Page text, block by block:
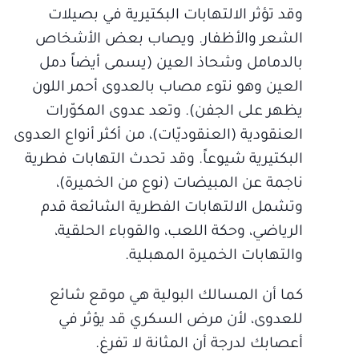
وقد تؤثر الالتهابات البكتيرية في بصيلات
الشعر والأظفار. ويصاب بعض الأشخاص
بالدمامل وشحاذ العين (يسمى أيضاً دمل
العين وهو نتوء مصاب بالعدوى أحمر اللون
يظهر على الجفن). وتعد عدوى المكوّرات
العنقودية (العنقوديّات)، من أكثر أنواع العدوى
البكتيرية شيوعاً. وقد تحدث التهابات فطرية
ناجمة عن المبيضات (نوع من الخميرة)،
وتشمل الالتهابات الفطرية الشائعة قدم
الرياضي، وحكة اللعب، والقوباء الحلقية،
والتهابات الخميرة المهبلية.
كما أن المسالك البولية هي موقع شائع
للعدوى، لأن مرض السكري قد يؤثر في
أعصابك لدرجة أن المثانة لا تفرغ.